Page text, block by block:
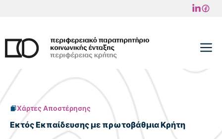
περιεχόμενο
Χάρτες Αποστέρησης
Εκτός Εκπαίδευσης με πρωτοβάθμια Κρήτη